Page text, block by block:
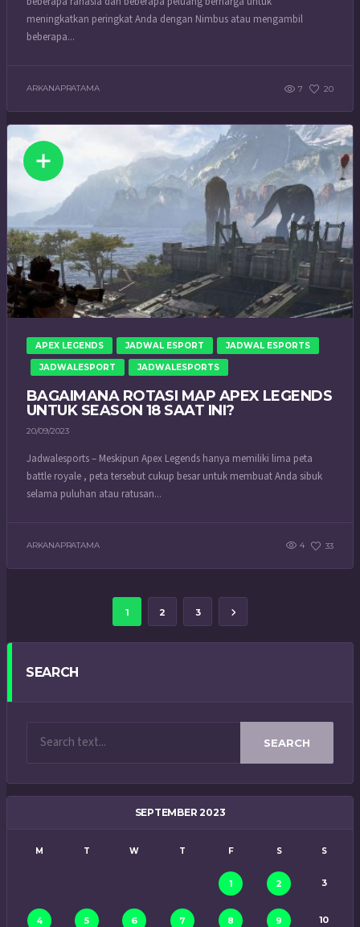
meningkatkan peringkat Anda dengan Nimbus atau mengambil
beberapa...
ARKANAPRATAMA 7 20
APEX LEGENDS JADWAL ESPORT JADWAL ESPORTS
JADWALESPORT JADWALESPORTS
BAGAIMANA ROTASI MAP APEX LEGENDS
UNTUK SEASON 18 SAAT INI?
20/09/2023
Jadwalesports – Meskipun Apex Legends hanya memiliki lima peta
battle royale , peta tersebut cukup besar untuk membuat Anda sibuk
selama puluhan atau ratusan...
ARKANAPRATAMA 4 33
1 2 3
SEARCH
SEARCH
SEPTEMBER 2023
M T W T F S S
1 2 3
4 5 6 7 8 9 10